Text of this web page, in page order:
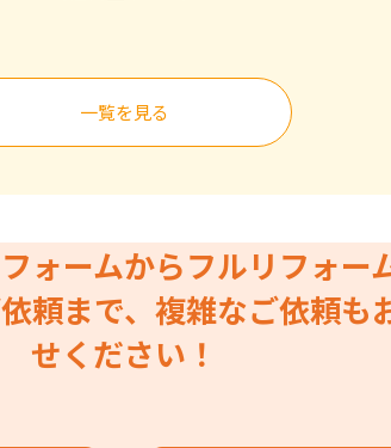
一覧を見る
ォームからフルリフォー
頼まで、複雑なご依頼も
せください！